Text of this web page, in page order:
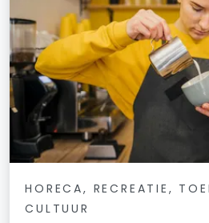
HORECA, RECREATIE,
CULTUUR